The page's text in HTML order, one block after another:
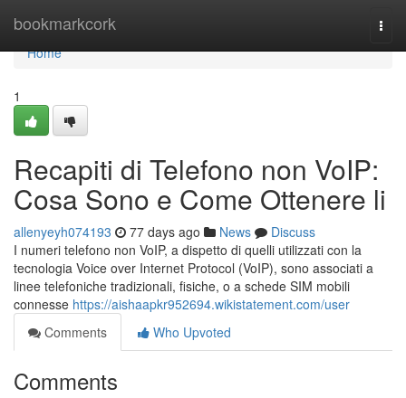
bookmarkcork
Home
Home
1
Recapiti di Telefono non VoIP:
Cosa Sono e Come Ottenere li
allenyeyh074193 77 days ago News
Discuss
I numeri telefono non VoIP, a dispetto di quelli utilizzati con la
tecnologia Voice over Internet Protocol (VoIP), sono associati a
linee telefoniche tradizionali, fisiche, o a schede SIM mobili
connesse https://aishaapkr952694.wikistatement.com/user
Comments
Who Upvoted
Comments